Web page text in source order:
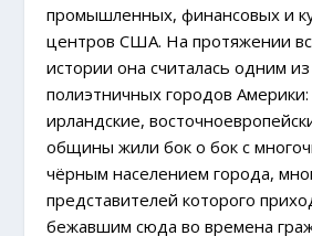
промышленных, финансовых и
центров США. На протяжении
истории она считалась одним
полиэтничных городов Америки:
ирландские,
общины жили бок о бок с
чёрным населением города,
представителей которого
бежавшим сюда во времена